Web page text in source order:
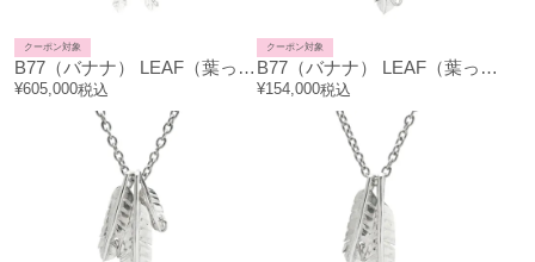
B77（バナナ） LEAF（葉っぱ） FEATHER（葉根） バナナ リーフェザー ネックレス 27葉（SSSSSSSSSSSS&MMMMMMMMMM&LLLLL）
クーポン対象
¥605,000税込
B77（バナナ） LEAF（葉っぱ） FEATHER（葉根） バナナ リーフェザー ネックレス 5葉（SS&MM&L）
クーポン対象
¥154,000税込